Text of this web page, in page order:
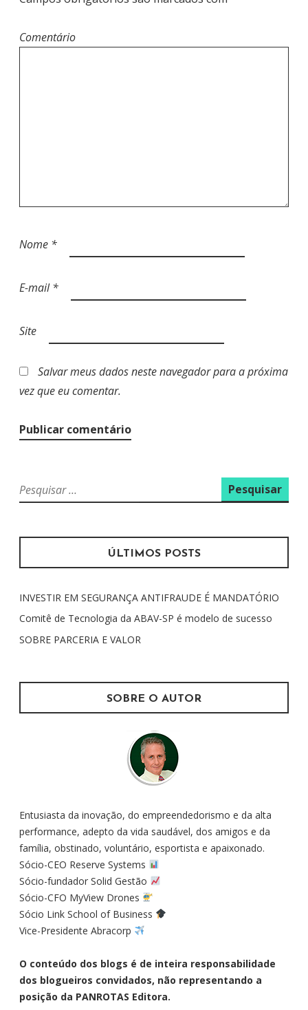
T
Comentário
Nome *
E-mail*
Site
Salvar meus dados neste navegador para a próxima
vez que eu comentar.
P
e
q
i
a
r
p
:
ÚLTIMOS POSTS
INVESTIR EM SEGURANÇA ANTIFRAUDE É MANDATÓRIO
Comitê de Tecnologia da ABAV-SP é modelo de sucesso
SOBRE PARCERIA E VALOR
SOBRE O AUTOR
Entusiasta da inovação, do empreendedorismo e da alta
performance, adepto da vida saudável, dos amigos e da
família, obstinado, voluntário, esportista e apaixonado.
Sócio-CEO Reserve Systems
Sócio-fundador Solid Gestão
Sócio-CFO MyView Drones
Sócio Link School of Business
Vice-Presidente Abracorp
O conteúdo dos blogs é de inteira responsabilidade
dos blogueiros convidados, não representando a
posição da PANROTAS Editora.